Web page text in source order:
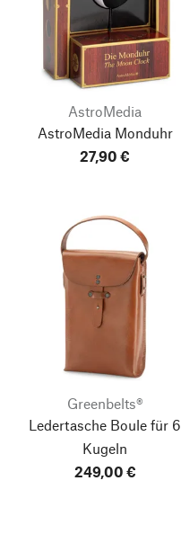
AstroMedia
AstroMedia Monduhr
27,90 €
Greenbelts®
Ledertasche Boule für 6
Kugeln
249,00 €